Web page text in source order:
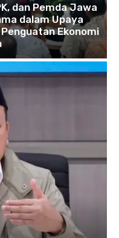
dan Pemda Jawa
dalam Upaya
Ekonomi